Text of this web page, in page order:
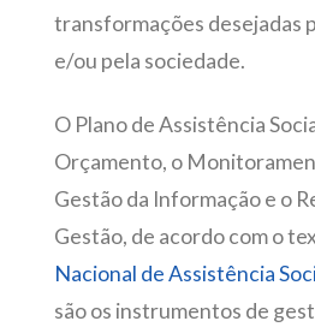
transformações desejadas
e/ou pela sociedade.
O Plano de Assistência
Orçamento, o
Gestão da Informação e o
Gestão, de acordo com o
Nacional de Assistência
são os instrumentos de